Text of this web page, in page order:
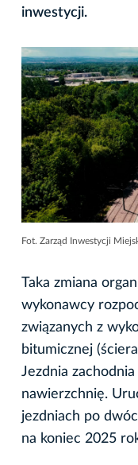
inwestycji.
Fot. Zarząd Inwestycji
Taka zmiana
wykonawcy
związanych z
bitumicznej
Jezdnia
nawierzchnię.
jezdniach po
na koniec 2025